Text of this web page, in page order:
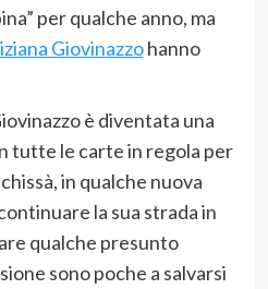
per qualche anno, ma
Giovinazzohanno
è diventata una
tutte le carte in regola per
in qualche nuova
la sua strada in
qualche presunto
sono poche a salvarsi